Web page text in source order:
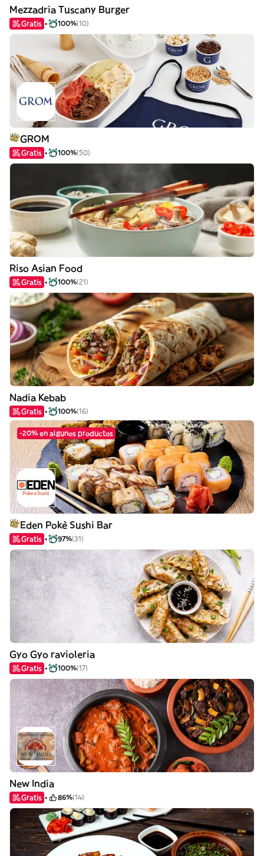
Mezzadria Tuscany Burger
Gratis 100%(10)
GROM
Gratis 100%(50)
Riso Asian Food
Gratis 100%(21)
Nadia Kebab
Gratis 100%(16)
-20% en algunos productos
Eden Pokè Sushi Bar
Gratis 97%(31)
Gyo Gyo ravioleria
Gratis 100%(17)
New India
Gratis 86%(14)